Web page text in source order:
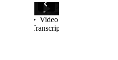
SENG PureCloud hovedpude 50x55 cm